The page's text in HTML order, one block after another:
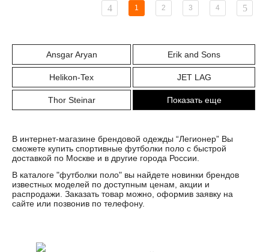
1 2 3 4
Ansgar Aryan Erik and Sons
Helikon-Tex JET LAG
Thor Steinar Показать еще
В интернет-магазине брендовой одежды “Легионер” Вы
сможете купить спортивные футболки поло с быстрой
доставкой по Москве и в другие города России.
В каталоге "футболки поло" вы найдете новинки брендов
известных моделей по доступным ценам, акции и
распродажи. Заказать товар можно, оформив заявку на
сайте или позвонив по телефону.